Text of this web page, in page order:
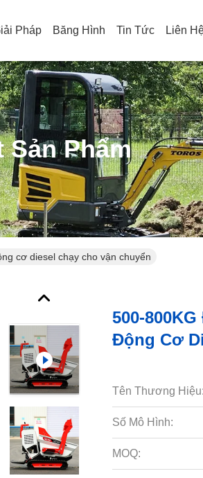
Pháp Băng Hình Tin Tức Liên
Sản Phẩm
cơ diesel chạy cho vận chuyển
500-
Động Cơ
Tên Thương Hiệu:
Số Mô Hình:
MOQ: